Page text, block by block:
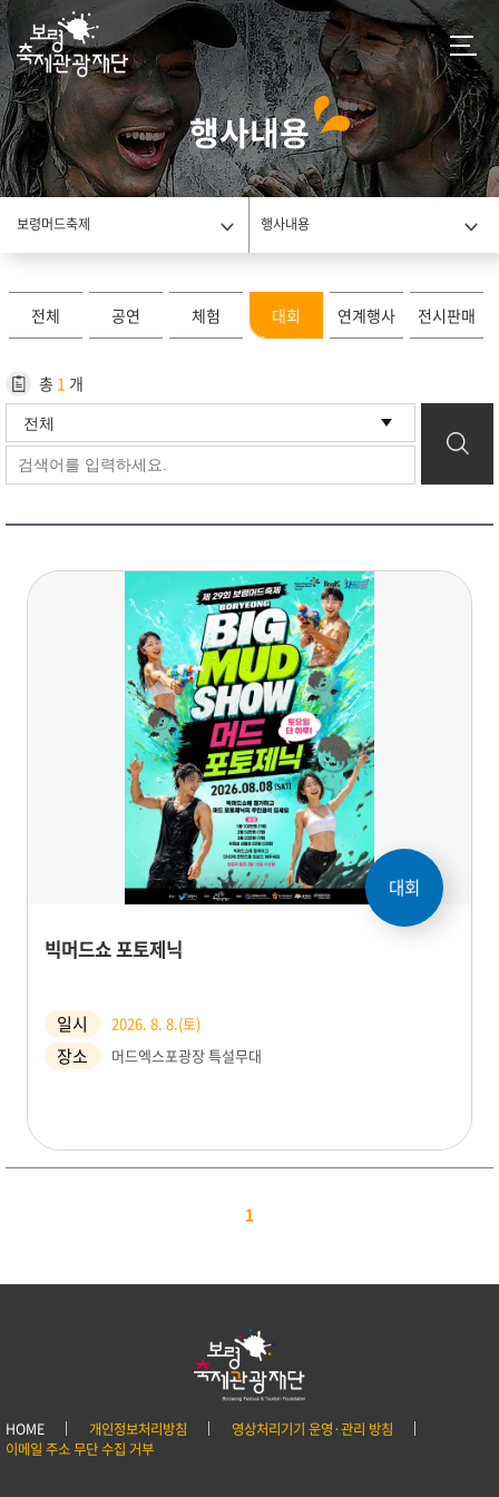
행사내용
보령머드축제 행사내용
전체 공연 체험 대회 연계행사 전시판매
총 1 개
대회
빅머드쇼 포토제닉
일시 2026. 8. 8.(토)
장소 머드엑스포광장 특설무대
1
HOME 개인정보처리방침
영상처리기기 운영·관리 방침
이메일 주소 무단 수집 거부